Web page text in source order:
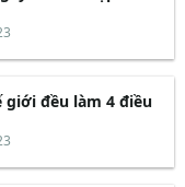
đều làm 4 điều